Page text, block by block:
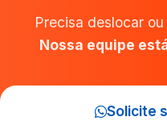
Precisa deslocar
Nossa equipe
Solicite